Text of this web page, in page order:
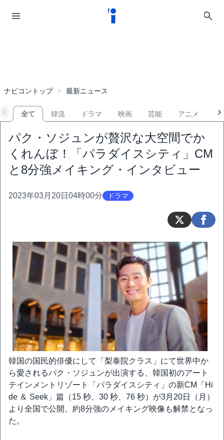
ナビコントップ 最新ニュース
全て 韓流 ドラマ 映画 芸能 アニメ
パク・ソジュンが贅沢な大空間でか
くれんぼ！「パラダイスシティ」CM
と8分強メイキング・インタビュー
2023年03月20日04時00分 ドラマ
韓国の国民的俳優にして「梨泰院クラス」にて世界中か
ら愛されるパク・ソジュンが出演する、韓国初のアート
テインメントリゾート「パラダイスシティ」の新CM「Hi
de ＆ Seek」篇（15 秒、30 秒、76 秒）が3月20日（月）
より全国で公開、約8分強のメイキング映像も解禁となっ
た。